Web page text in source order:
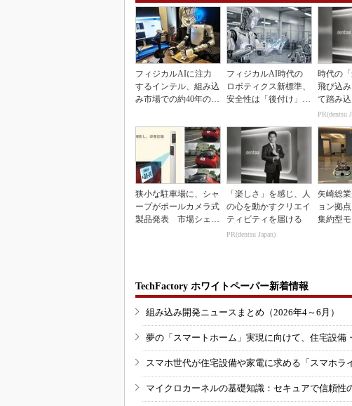
フィジカルAIに注力
するインテル、組み込
み市場での約40年の実
フィジカルAI時代の
ロボティクス新標準、
安全性は「後付け」で
時代の
飛び込
て踏み込
PR(dentsu
狭小な駐車場に、シャ
ープがポールカメラ式
製品発表 市場シェア
「楽しさ」を感じ、人
の心を動かすクリエイ
ティビティを届ける
PR(dentsu Japan)
矢崎総
ョン拠
集約型
TechFactory ホワイトペーパー新着情報
組み込み開発ニュースまとめ（2026年4～6月）
夢の「スマートホーム」実現に向けて、住宅設備
スマホ世代が住宅設備や家電に求める「スマホラ
マイクロカーネルの基礎知識：セキュアで信頼性